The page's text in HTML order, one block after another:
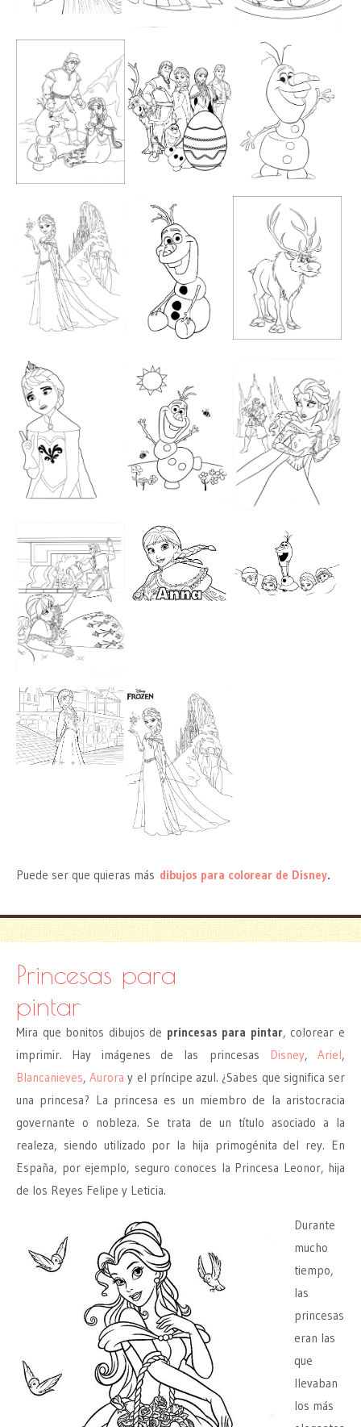
Puede ser que quieras más dibujos para colorear de Disney.
Princesas para
pintar
Mira que bonitos dibujos de princesas para pintar, colorear e
imprimir. Hay imágenes de las princesas
Disney,Ariel,
Blancanieves,Aurora y el príncipe azul. ¿Sabes que significa ser
una princesa? La princesa es un miembro de la aristocracia
governante o nobleza. Se trata de un título asociado a la
realeza, siendo utilizado por la hija primogénita del rey. En
España, por ejemplo, seguro conoces la Princesa Leonor, hija
de los Reyes Felipe y Leticia.
Durante
mucho
tiempo,
las
princesas
eran las
que
llevaban
los más